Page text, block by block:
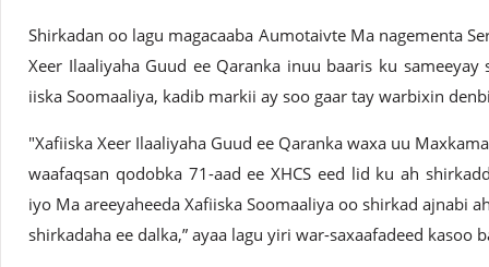
Shirkadan oo lagu magacaaba Aumotaivte Ma nagementa
Xeer Ilaaliyaha Guud ee Qaranka inuu baaris ku
iiska Soomaaliya, kadib markii ay soo gaar tay warbixin
"Xafiiska Xeer Ilaaliyaha Guud ee Qaranka waxa uu
waafaqsan qodobka 71-aad ee XHCS eed lid ku ah
iyo Ma areeyaheeda Xafiiska Soomaaliya oo shirkad ajnabi
shirkadaha ee dalka,” ayaa lagu yiri war-saxaafadeed kasoo